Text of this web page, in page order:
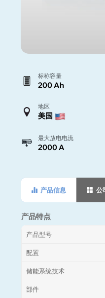
标称容量
200 Ah
地区
美国
最大放电电流
2000 A
产品信息 公
产品特点
产品型号
配置
储能系统技术
部件